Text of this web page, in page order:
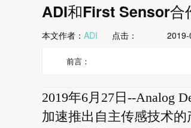
ADI和First Sensor合
本文作者： ADI 点击：
前言：
2019年6月27日--Analog
加速推出自主传感技术